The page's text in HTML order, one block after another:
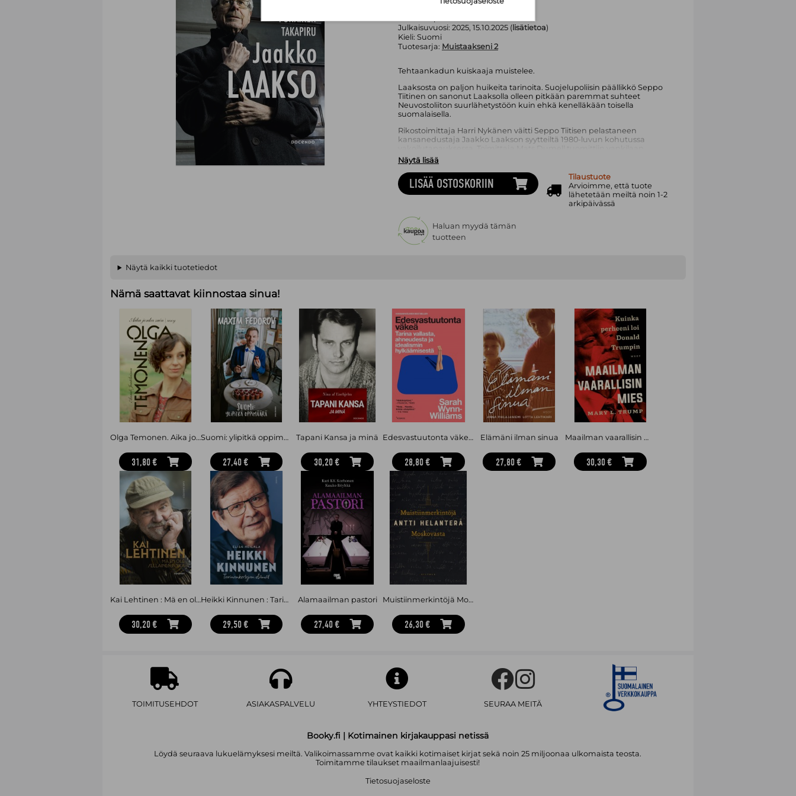
Julkaisuvuosi: 2025, 15.10.2025 (lisätietoa)
Kieli: Suomi
Tuotesarja: Muistaakseni 2
Tehtaankadun kuiskaaja muistelee.
Laaksosta on paljon huikeita tarinoita. Suojelupoliisin päällikkö Seppo
Tiitinen on sanonut Laaksolla olleen pitkään paremmat suhteet
Neuvostoliiton suurlähetystöön kuin ehkä kenelläkään toisella
suomalaisella.
Rikostoimittaja Harri Nykänen väitti Seppo Tiitisen pelastaneen
kansanedustaja Jaakko Laakson syytteiltä 1980-luvun kohutussa
Presidentti Mauno Koivisto nimesi Laakson ”sopulilauman johtajaksi”,
joka ohjaili muita toimittajia. Pitkään eduskunnassa vaikuttaneen
Laakson väitettiin olevan kulissien ”takapiru”.
Kokoomuksen Ilkka Kanerva ja Laakso tunsivat toisensa paremmin kuin
hyvin. Kanerva valittiin vaikutusvaltaisen Euroopan turvallisuus- ja
yhteistyöjärjestön johtoon. Mikä oli Laakson osuus valinnassa? Entä
Venäjän ja Turkin?
Jaakon isä palveli palveli Suomen Joutsenella, panssarilaiva Väinämöisellä
jotkut haluaisivat edelleen vaieta.
Jaakko Laakso
oli 15 vuotta eduskuntatoimittaja. Ja sen jälkeen 20 vuotta
vasemmistoliiton kansanedustaja. Hän oli puolustusvaliokunnan
vaikutusvaltainen jäsen vuosina 1991–2011.
Näytä lisää
LISÄÄ OSTOSKORIIN
Tilaustuote
Arvioimme, että tuote
lähetetään meiltä noin 1-2
arkipäivässä
Haluan myydä tämän
tuotteen
Näytä kaikki tuotetiedot
Nämä saattavat kiinnostaa sinua!
Olga Temonen. Aika jonka sain
31,80 €
Suomi: ylipitkä oppimäärä
27,40 €
Tapani Kansa ja minä
30,20 €
Edesvastuutonta väkeä : Tarina vallasta, ahneudesta ja idealismin hylkäämisestä
28,80 €
Elämäni ilman sinua
27,80 €
Maailman vaarallisin mies. Kuinka perheeni loi Donald Trumpin
30,30 €
Kai Lehtinen : Mä en ole sellainen poika
30,20 €
Heikki Kinnunen : Tarinankertojan elämät
29,50 €
Alamaailman pastori
27,40 €
Muistiinmerkintöjä Moskovasta
26,30 €
TOIMITUSEHDOT ASIAKASPALVELU YHTEYSTIEDOT SEURAA MEITÄ
Booky.fi | Kotimainen kirjakauppasi netissä
Löydä seuraava lukuelämyksesi meiltä. Valikoimassamme ovat kaikki kotimaiset kirjat sekä noin 25 miljoonaa ulkomaista teosta.
Toimitamme tilaukset maailmanlaajuisesti!
Tietosuojaseloste